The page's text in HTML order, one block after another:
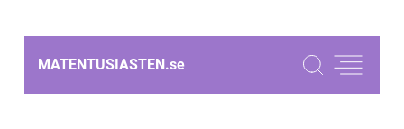
MATENTUSIASTEN.se